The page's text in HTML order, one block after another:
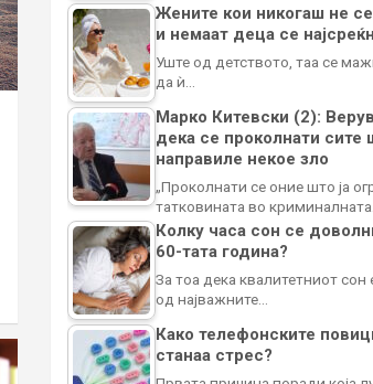
Жените кои никогаш не
и немаат деца се
Уште од детството, таа се
да ѝ…
Марко Китевски (2):
дека се проколнати сите
направиле некое зло
„Проколнати се оние што ја
татковината во криминалната…
Колку часа сон се
60-тата година?
За тоа дека квалитетниот сон
од најважните…
Како телефонските
станаа стрес?